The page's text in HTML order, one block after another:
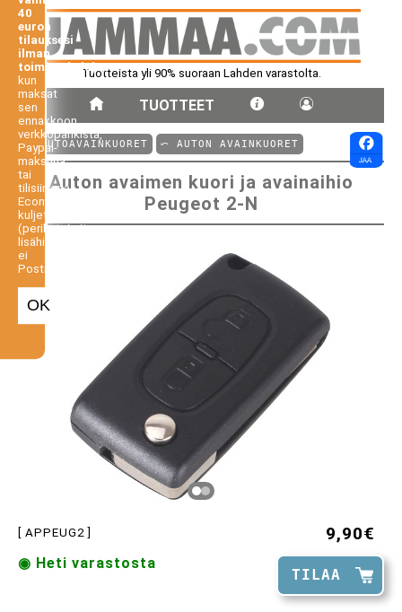
Tuotteista yli 90% suoraan Lahden varastolta.
TUOTTEET
40
euron
tilauksesi
ilman
toimituskuluja,
kun
maksat
sen
ennakkoon
verkkopankista,
Paypal-
maksuna
tai
tilisiirtona.
Economy-
kuljetus
(perilletoimitus
lisähintaan,
ei
Postiennakko).
OK
⤺ AUTOAVAINKUORET ⤺ AUTON AVAINKUORET
Auton avaimen kuori ja avainaihio
Peugeot 2-N
[ APPEUG2 ] 9,90€
TILAA
◉ Heti varastosta